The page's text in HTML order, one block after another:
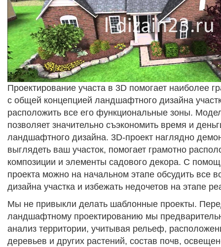
Проектирование участа в 3D помогает наиболее
с общей концепцией ландшафтного дизайна
расположить все его функциональные зоны.
позволяет значительно съэкономить время и
ландшафтного дизайна. 3D-проект наглядно
выглядеть ваш участок, помогает грамотно
композиции и элементы садового декора. С
проекта можно на начальном этапе обсудить все
дизайна участка и избежать недочетов на этапе
Мы не привыкли делать шаблонные проекты.
ландшафтному проектированию мы
анализ территории, учитывая рельеф,
деревьев и других растений, состав почв,